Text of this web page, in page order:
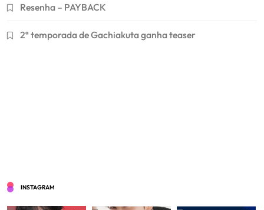
Resenha – PAYBACK
2ª temporada de Gachiakuta ganha teaser
INSTAGRAM